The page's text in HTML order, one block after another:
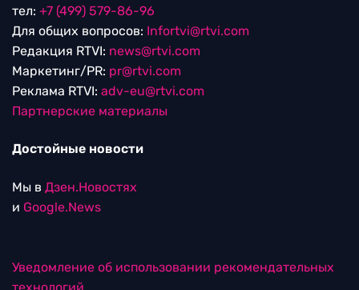
тел: +7 (499) 579-86-96
Для общих вопросов: Infortvi@rtvi.com
Редакция RTVI: news@rtvi.com
Маркетинг/PR: pr@rtvi.com
Реклама RTVI: adv-eu@rtvi.com
Партнерские материалы
Достойные новости
Мы в Дзен.Новостях
и Google.News
Уведомление об использовании рекомендательных